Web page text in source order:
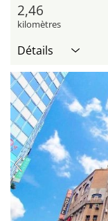
2,46
kilomètres
Détails